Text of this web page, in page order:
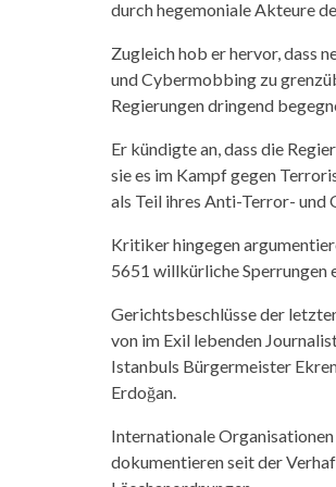
durch hegemoniale Akteure
Zugleich hob er hervor, dass
und Cybermobbing zu
Regierungen dringend
Er kündigte an, dass die
sie es im Kampf gegen
als Teil ihres Anti-Terror- und
Kritiker hingegen
5651 willkürliche Sperrungen
Gerichtsbeschlüsse der
von im Exil lebenden
Istanbuls Bürgermeister
Erdoğan.
Internationale
dokumentieren seit der